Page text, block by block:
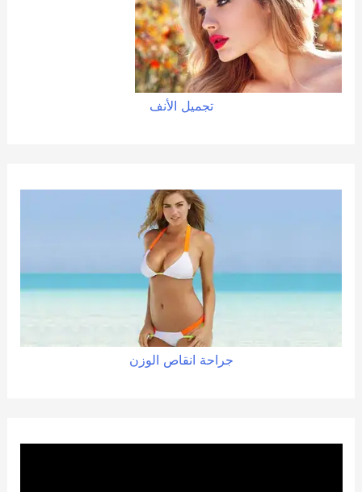
تجميل الأنف
جراحة انقاص الوزن